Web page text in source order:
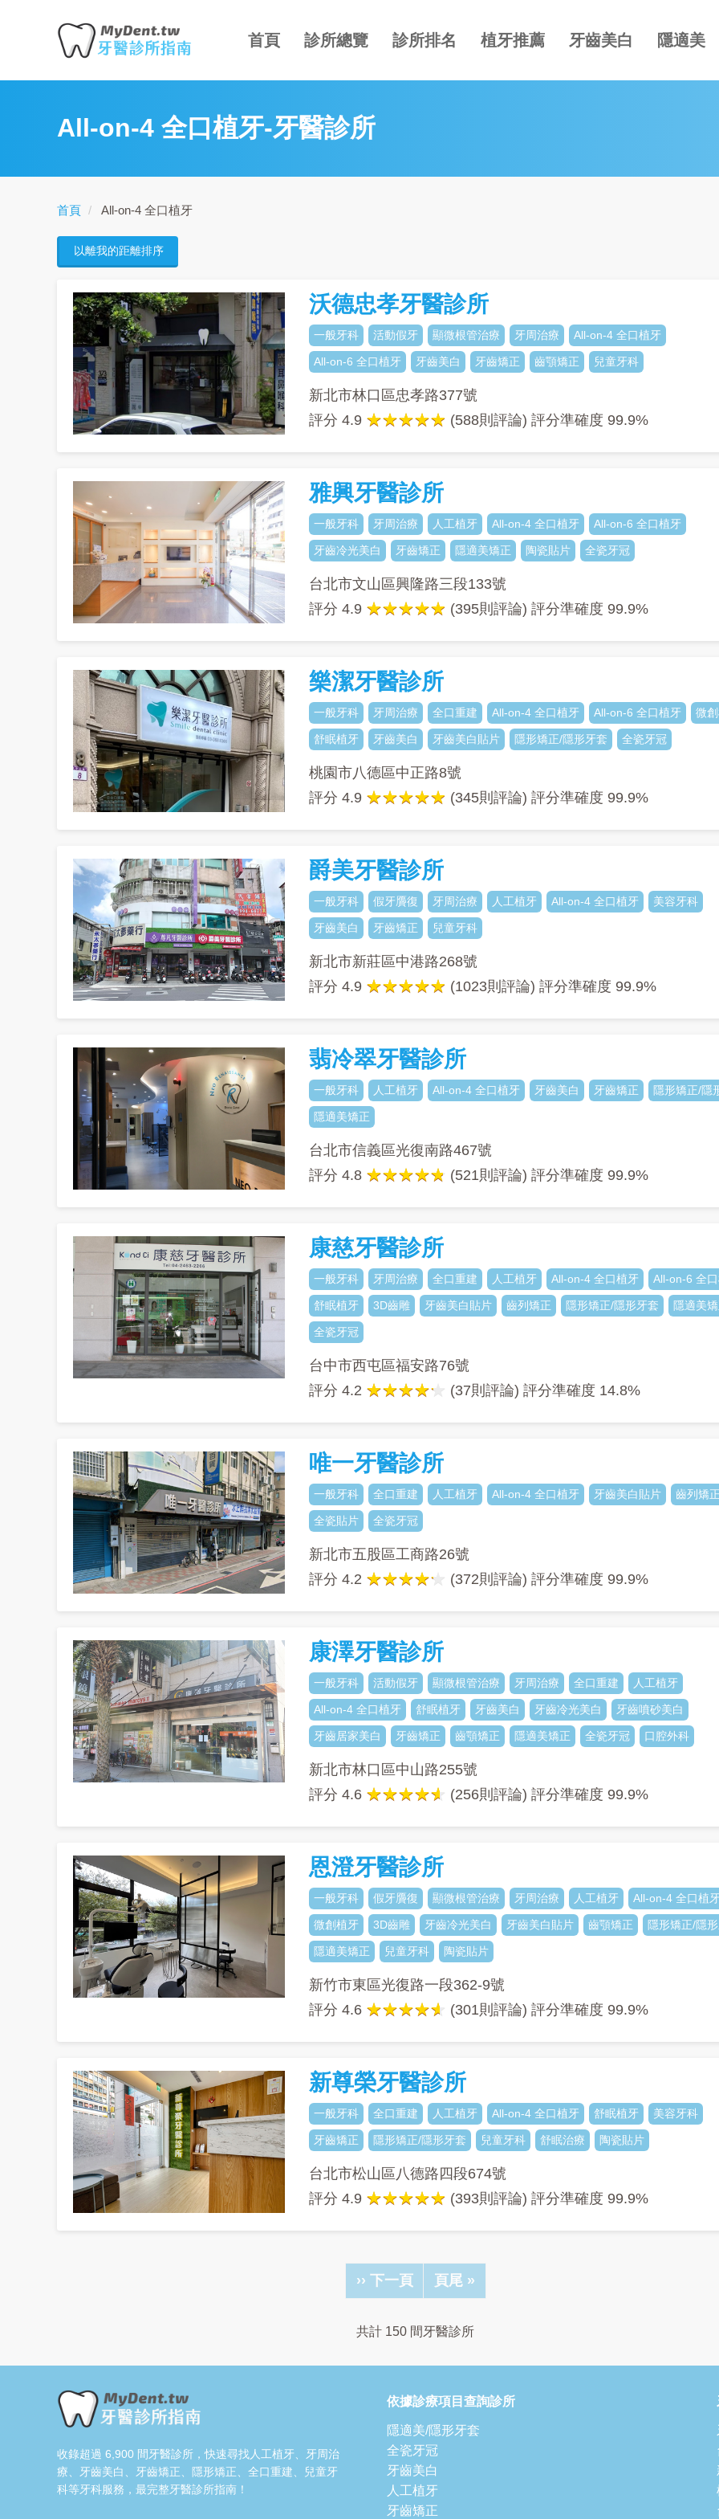
內
menu
導
首頁 診所總覽 診所排名 植牙推薦 牙齒美白 隱適美
All-on-4 全口植牙-牙醫診所
首頁 All-on-4 全口植牙
以離我的距離排序
沃德忠孝牙醫診所
一般牙科 活動假牙 顯微根管治療 牙周治療 All-on-4 全口植牙
All-on-6 全口植牙 牙齒美白 牙齒矯正 齒顎矯正 兒童牙科
新北市林口區忠孝路377號
評分4.9 (588則評論) 評分準確度 99.9%
雅興牙醫診所
一般牙科 牙周治療 人工植牙 All-on-4 全口植牙 All-on-6 全口植牙
牙齒冷光美白 牙齒矯正 隱適美矯正 陶瓷貼片 全瓷牙冠
台北市文山區興隆路三段133號
評分4.9 (395則評論) 評分準確度 99.9%
樂潔牙醫診所
一般牙科 牙周治療 全口重建 All-on-4 全口植牙 All-on-6 全口植牙 微
舒眠植牙 牙齒美白 牙齒美白貼片 隱形矯正/隱形牙套 全瓷牙冠
桃園市八德區中正路8號
評分4.9 (345則評論) 評分準確度 99.9%
爵美牙醫診所
一般牙科 假牙贗復 牙周治療 人工植牙 All-on-4 全口植牙 美容牙科
牙齒美白 牙齒矯正 兒童牙科
新北市新莊區中港路268號
評分4.9 (1023則評論) 評分準確度 99.9%
翡冷翠牙醫診所
一般牙科 人工植牙 All-on-4 全口植牙 牙齒美白 牙齒矯正 隱形矯正/隱
隱適美矯正
台北市信義區光復南路467號
評分4.8 (521則評論) 評分準確度 99.9%
康慈牙醫診所
一般牙科 牙周治療 全口重建 人工植牙 All-on-4 全口植牙 All-on-6 全
舒眠植牙 3D齒雕 牙齒美白貼片 齒列矯正 隱形矯正/隱形牙套 隱適美
全瓷牙冠
台中市西屯區福安路76號
評分4.2 (37則評論) 評分準確度 14.8%
唯一牙醫診所
一般牙科 全口重建 人工植牙 All-on-4 全口植牙 牙齒美白貼片 齒列矯
全瓷貼片 全瓷牙冠
新北市五股區工商路26號
評分4.2 (372則評論) 評分準確度 99.9%
康澤牙醫診所
一般牙科 活動假牙 顯微根管治療 牙周治療 全口重建 人工植牙
All-on-4 全口植牙 舒眠植牙 牙齒美白 牙齒冷光美白 牙齒噴砂美白
牙齒居家美白 牙齒矯正 齒顎矯正 隱適美矯正 全瓷牙冠 口腔外科
新北市林口區中山路255號
評分4.6 (256則評論) 評分準確度 99.9%
恩澄牙醫診所
一般牙科 假牙贗復 顯微根管治療 牙周治療 人工植牙 All-on-4 全口植
微創植牙 3D齒雕 牙齒冷光美白 牙齒美白貼片 齒顎矯正 隱形矯正/隱
隱適美矯正 兒童牙科 陶瓷貼片
新竹市東區光復路一段362-9號
評分4.6 (301則評論) 評分準確度 99.9%
新尊榮牙醫診所
一般牙科 全口重建 人工植牙 All-on-4 全口植牙 舒眠植牙 美容牙科
牙齒矯正 隱形矯正/隱形牙套 兒童牙科 舒眠治療 陶瓷貼片
台北市松山區八德路四段674號
評分4.9 (393則評論) 評分準確度 99.9%
下
一
頁
›› 下一頁
Last
page
頁尾 »
共計 150 間牙醫診所
收錄超過 6,900 間牙醫診所，快速尋找人工植牙、牙周治
療、牙齒美白、牙齒矯正、隱形矯正、全口重建、兒童牙
科等牙科服務，最完整牙醫診所指南！
依據診療項目查詢診所
隱適美/隱形牙套
全瓷牙冠
牙齒美白
人工植牙
牙齒矯正